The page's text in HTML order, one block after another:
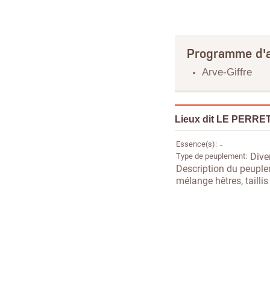
Programme
Arve-Giffre
Lieux dit LE
Essence(s) -
Type de peuplement
Description du
mélange hêtres, taillis